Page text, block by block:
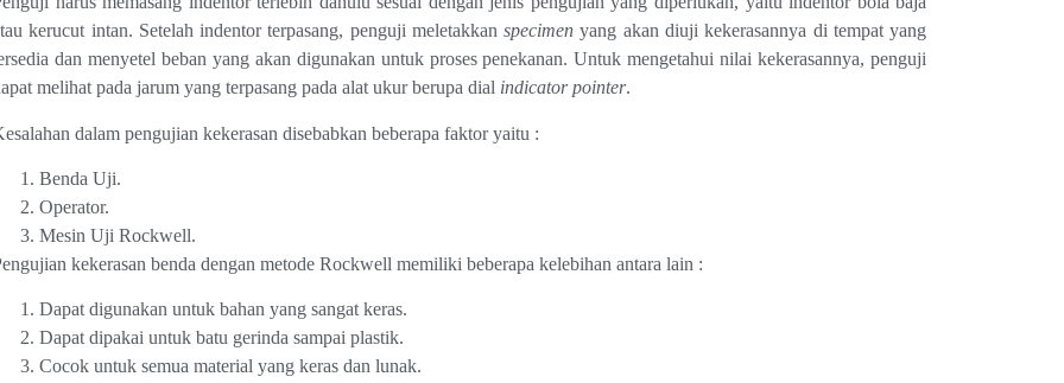
kerucut intan. Setelah indentor terpasang, penguji meletakkanspecimen yang akan diuji kekerasannya di tempat yang
dan menyetel beban yang akan digunakan untuk proses penekanan. Untuk mengetahui nilai kekerasannya, penguji
melihat pada jarum yang terpasang pada alat ukur berupa dial indicator pointer.
dalam pengujian kekerasan disebabkan beberapa faktor yaitu :
Benda Uji.
Operator.
Mesin Uji Rockwell.
kekerasan benda dengan metode Rockwell memiliki beberapa kelebihan antara lain :
Dapat digunakan untuk bahan yang sangat keras.
Dapat dipakai untuk batu gerinda sampai plastik.
Cocok untuk semua material yang keras dan lunak.